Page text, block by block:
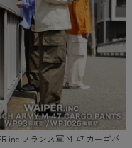
フランス軍 M-47 カーゴパ